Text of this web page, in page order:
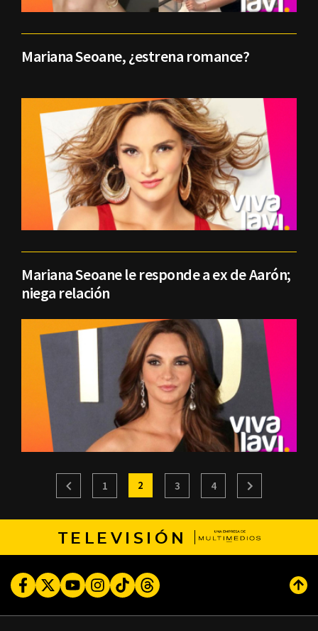
Mariana Seoane, ¿estrena romance?
Mariana Seoane le responde a ex de Aarón;
niega relación
1 2 3 4
TELEVISIÓN
FacebookTwitterYoutubeInstagram
TikTokThreads